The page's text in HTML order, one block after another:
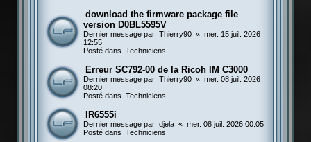
download the firmware package file
version D0BL5595V
Dernier message par Thierry90 « mer. 15 juil. 2026
12:55
Posté dans Techniciens
Erreur SC792-00 de la Ricoh IM C3000
Dernier message par Thierry90 « mer. 08 juil. 2026
08:20
Posté dans Techniciens
IR6555i
Dernier message par djela « mer. 08 juil. 2026 00:05
Posté dans Techniciens